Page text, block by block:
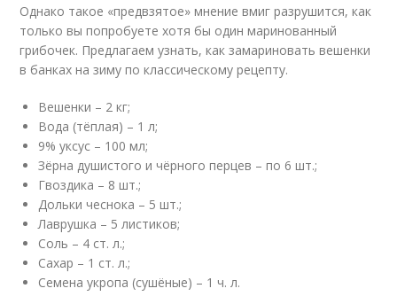
Однако такое «предвзятое» мнение вмиг разрушится, как
только вы попробуете хотя бы один маринованный
грибочек. Предлагаем узнать, как замариновать вешенки
в банках на зиму по классическому рецепту.
Вешенки – 2 кг;
Вода (тёплая) – 1 л;
9% уксус – 100 мл;
Зёрна душистого и чёрного перцев – по 6 шт.;
Гвоздика – 8 шт.;
Дольки чеснока – 5 шт.;
Лаврушка – 5 листиков;
Соль – 4 ст. л.;
Сахар – 1 ст. л.;
Семена укропа (сушёные) – 1 ч. л.